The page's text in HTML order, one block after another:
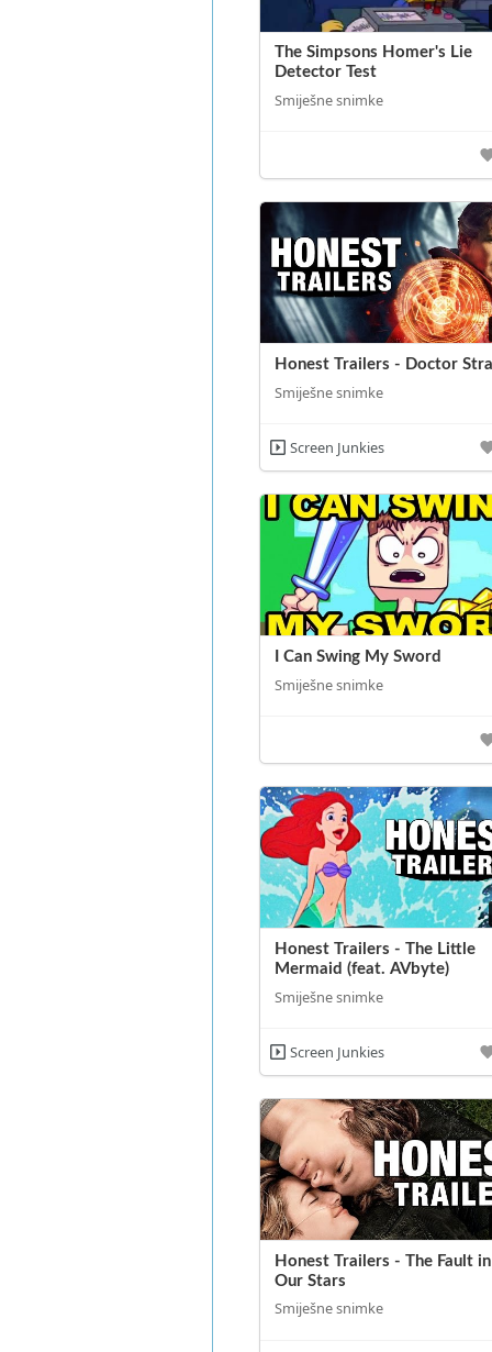
The Simpsons Homer's Lie
Detector Test
Smiješne snimke
Honest Trailers - Doctor
Smiješne snimke
Screen Junkies
I Can Swing My Sword
Smiješne snimke
Honest Trailers - The Little
Mermaid (feat. AVbyte)
Smiješne snimke
Screen Junkies
Honest Trailers - The Fault in
Our Stars
Smiješne snimke